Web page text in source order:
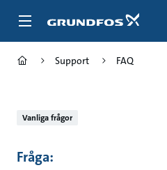
Support FAQ
Vanliga frågor
Fråga: